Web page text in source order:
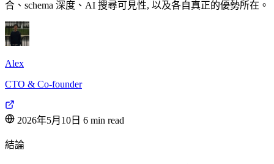
合、schema 深度、AI 搜尋可見性, 以及各自真正的優勢所在。
Alex
CTO & Co-founder
2026年5月10日 6 min read
結論